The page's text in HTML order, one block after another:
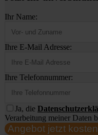
Ihr Name:
Ihre E-Mail Adresse:
Ihre Telefonnummer:
Ja, die
Verarbeitung meiner Daten
Angebot jetzt